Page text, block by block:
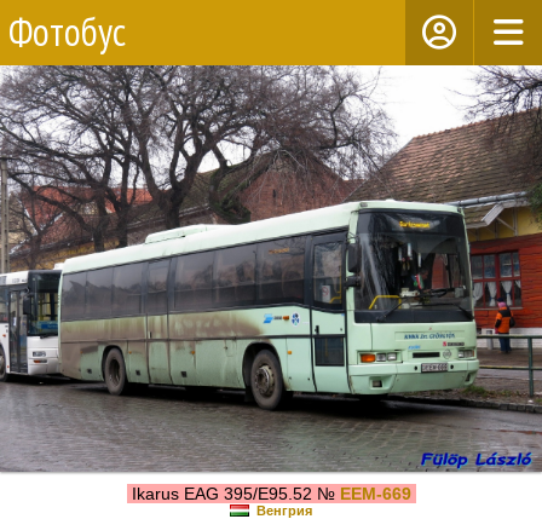
Фотобус
Ikarus EAG 395/E95.52 № EEM-669
Венгрия